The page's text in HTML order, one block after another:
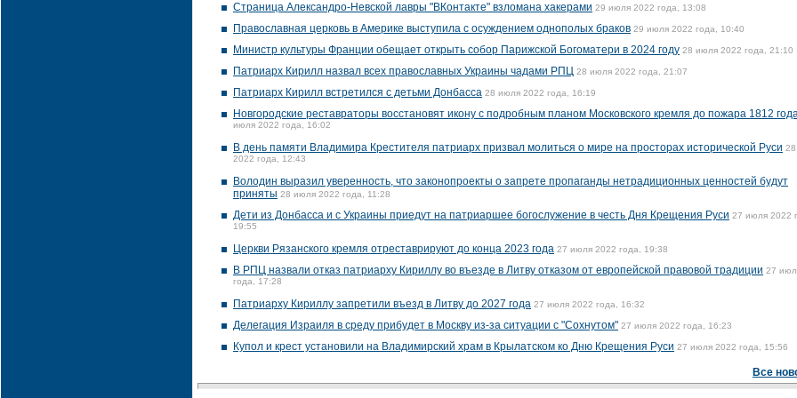
Страница Александро-Невской лавры "ВКонтакте" взломана хакерами 29 июля 2022 года, 13:08
Православная церковь в Америке выступила с осуждением однополых браков 29 июля 2022 года, 10:40
Министр культуры Франции обещает открыть собор Парижской Богоматери в 2024 году 28 июля 2022 года, 21:10
Патриарх Кирилл назвал всех православных Украины чадами РПЦ 28 июля 2022 года, 21:07
Патриарх Кирилл встретился с детьми Донбасса 28 июля 2022 года, 16:19
Новгородские реставраторы восстановят икону с подробным планом Московского кремля до пожара 1812
июля 2022 года, 16:02
В день памяти Владимира Крестителя патриарх призвал молиться о мире на просторах исторической Руси
2022 года, 12:43
Володин выразил уверенность, что законопроекты о запрете пропаганды нетрадиционных ценностей будут
приняты 28 июля 2022 года, 11:28
Дети из Донбасса и с Украины приедут на патриаршее богослужение в честь Дня Крещения Руси 27 июля 2022
19:55
Церкви Рязанского кремля отреставрируют до конца 2023 года 27 июля 2022 года, 19:38
В РПЦ назвали отказ патриарху Кириллу во въезде в Литву отказом от европейской правовой традиции 27
года, 17:28
Патриарху Кириллу запретили въезд в Литву до 2027 года 27 июля 2022 года, 16:32
Делегация Израиля в среду прибудет в Москву из-за ситуации с "Сохнутом" 27 июля 2022 года, 16:23
Купол и крест установили на Владимирский храм в Крылатском ко Дню Крещения Руси 27 июля 2022 года, 15:56
Все